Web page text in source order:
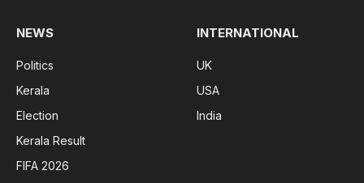
NEWS
Politics
Kerala
Election
Kerala Result
FIFA 2026
INTERNATIONAL
UK
USA
India